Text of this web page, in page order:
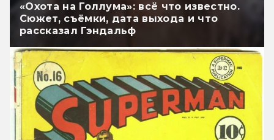
«Охота на Голлума»: всё что известно.
Сюжет, съёмки, дата выхода и что
рассказал Гэндальф